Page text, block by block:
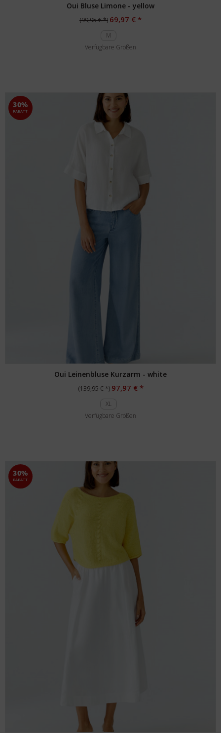
Oui Bluse Limone - yellow
(99,95 € *) 69,97 € *
M
Verfügbare Größen
30%
RABATT
Oui Leinenbluse Kurzarm - white
(139,95 € *) 97,97 € *
XL
Verfügbare Größen
30%
RABATT